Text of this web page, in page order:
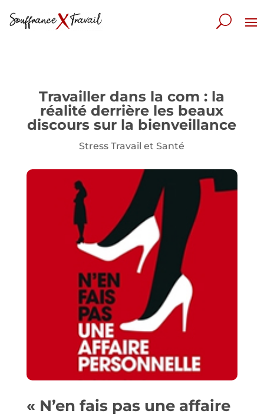
Travailler dans la com : la
réalité derrière les beaux
discours sur la bienveillance
Stress Travail et Santé
« N’en fais pas une affaire